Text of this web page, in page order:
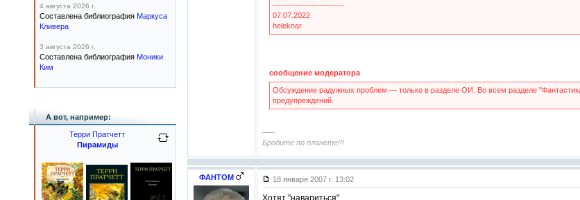
--------------------------
07.07.2022
heleknar
сообщение модератора
Обсуждение радужных проблем — только в разделе ОИ. Во всем разделе
предупреждений.
–––
Бродите по планете!!!
ФАНТОМ 18 января 2007 г. 13:02
4 августа 2026 г.
Составлена библиография Маркуса
Кливера
3 августа 2026 г.
Составлена библиография Моники
Ким
А вот, например:
Терри Пратчетт
Пирамиды